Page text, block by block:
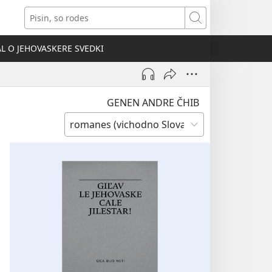
Pisin,
so
O JEHOVASKERE SVEDKI
GENEN ANDRE ČHIB